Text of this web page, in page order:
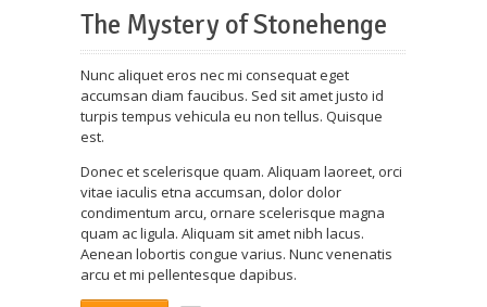
The Mystery of Stonehenge
Nunc aliquet eros nec mi consequat eget
accumsan diam faucibus. Sed sit amet justo id
turpis tempus vehicula eu non tellus. Quisque
est.
Donec et scelerisque quam. Aliquam laoreet, orci
vitae iaculis etna accumsan, dolor dolor
condimentum arcu, ornare scelerisque magna
quam ac ligula. Aliquam sit amet nibh lacus.
Aenean lobortis congue varius. Nunc venenatis
arcu et mi pellentesque dapibus.